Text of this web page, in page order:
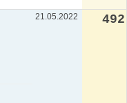
21.05.2022 492